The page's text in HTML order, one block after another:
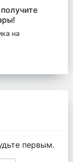
на
первым.